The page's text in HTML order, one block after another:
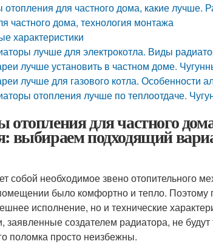
отопления для частного дома, какие
частного дома, технология монтажа
характеристики
лучше для электрокотла. Виды
лучше установить в частном доме.
лучше для газового котла. Особенности
отопления лучше по теплоотдаче.
отопления для частного
выбираем подходящий
собой необходимое звено отопительного
было комфортно и тепло. Поэтому
исполнение, но и технические
заявленные создателем радиатора, не
поломка просто неизбежны.